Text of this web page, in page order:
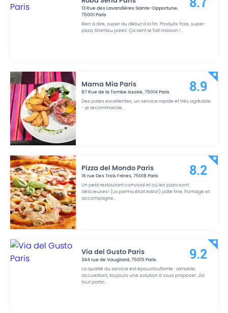
13 Rue des Lavandières Sainte-Opportune,
75001Paris
Rien à dire, super du début à la fin. Produits frais, super
pizza, tiramisu pareil. Ça sent le fait maison !...
Mama Mia Paris
87 Rue de la Tombe Issoire,75014Paris
Des pates excellentes, un service rapide et très agréable
- je recommande...
8.9
Pizza del Mondo Paris
16 rue Des Trois Frères,75018 Paris
Un petit restaurant convivial et où les pizza sont
délicieuses! (La parma était extra!) pâte fine, fromage et
accompagne...
8.2
Via del Gusto Paris
344 rue de Vaugirard,75015Paris
La qualité du service est époustouflante : aimable,
accueillant, toujours une solution à vous proposer. J'ai
tout partic...
9.2